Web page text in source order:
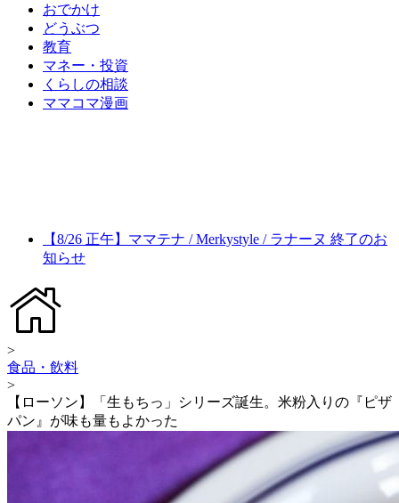
おでかけ
どうぶつ
教育
マネー・投資
くらしの相談
ママコマ漫画
【8/26 正午】ママテナ / Merkystyle / ラナーヌ 終了のお
知らせ
>
食品・飲料
>
【ローソン】「生もちっ」シリーズ誕生。米粉入りの『ピザ
パン』が味も量もよかった